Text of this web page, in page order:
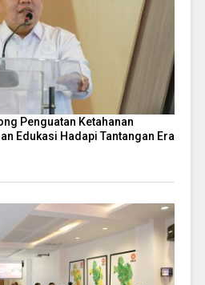
Penguatan Ketahanan
Edukasi Hadapi Tantangan Era